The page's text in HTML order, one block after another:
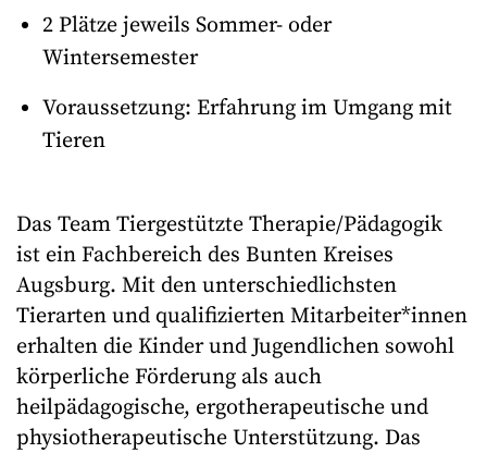
2 Plätze jeweils Sommer- oder
Wintersemester
Voraussetzung: Erfahrung im Umgang mit
Tieren
Das Team Tiergestützte Therapie/Pädagogik
ist ein Fachbereich des Bunten Kreises
Augsburg. Mit den unterschiedlichsten
Tierarten und qualifizierten Mitarbeiter*innen
erhalten die Kinder und Jugendlichen sowohl
körperliche Förderung als auch
heilpädagogische, ergotherapeutische und
physiotherapeutische Unterstützung. Das